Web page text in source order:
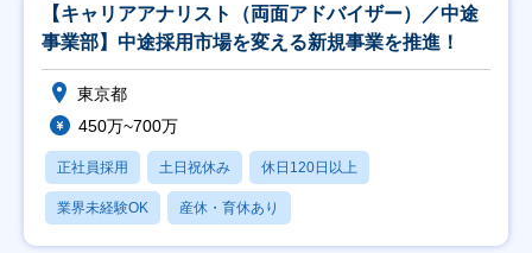
【キャリアアナリスト（両面アドバイザー）／中途
事業部】中途採用市場を変える新規事業を推進！
東京都
450万~700万
正社員採用 土日祝休み 休日120日以上
業界未経験OK 産休・育休あり